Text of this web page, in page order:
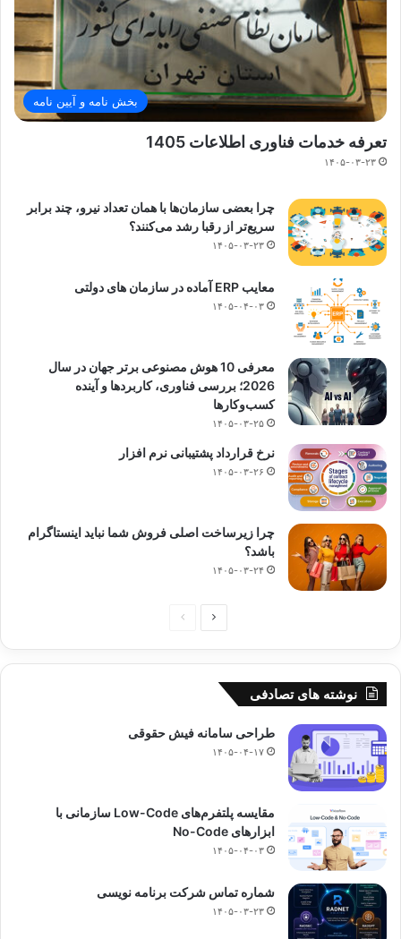
بخش نامه و آیین نامه
تعرفه خدمات فناوری اطلاعات 1405
۱۴۰۵-۰۳-۲۳
چرا بعضی سازمان‌ها با همان تعداد نیرو، چند برابر
سریع‌تر از رقبا رشد می‌کنند؟
۱۴۰۵-۰۳-۲۳
معایب ERP آماده در سازمان های دولتی
۱۴۰۵-۰۴-۰۳
معرفی 10 هوش مصنوعی برتر جهان در سال
2026؛ بررسی فناوری، کاربردها و آینده
کسب‌وکارها
۱۴۰۵-۰۳-۲۵
نرخ قرارداد پشتیبانی نرم افزار
۱۴۰۵-۰۳-۲۶
چرا زیرساخت اصلی فروش شما نباید اینستاگرام
باشد؟
۱۴۰۵-۰۳-۲۴
صفحه
صفحه
نوشته های تصادفی
طراحی سامانه فیش حقوقی
۱۴۰۵-۰۴-۱۷
مقایسه پلتفرم‌های Low-Code سازمانی با
ابزارهای No-Code
۱۴۰۵-۰۴-۰۳
شماره تماس شرکت برنامه نویسی
۱۴۰۵-۰۳-۲۳